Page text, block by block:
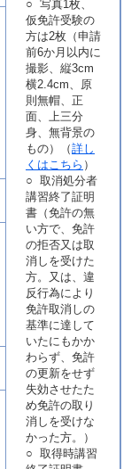
○ 写真1枚、
仮免許受験の
方は2枚（申請
前6か月以内に
撮影、縦3cm
横2.4cm、原
則無帽、正
面、上三分
身、無背景の
もの）（詳し
くはこちら ）
○ 取消処分者
講習終了証明
書（免許の無
い方で、免許
の拒否又は取
消しを受けた
方。又は、違
反行為により
免許取消しの
基準に達して
いたにもかか
わらず、免許
の更新をせず
失効させたた
め免許の取り
消しを受けな
かった方。）
○ 取得時講習